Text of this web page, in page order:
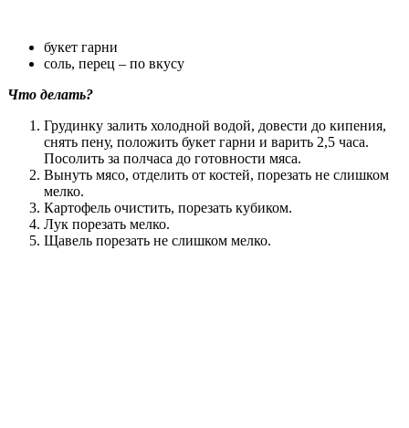
букет гарни
соль, перец – по вкусу
Что делать?
Грудинку залить холодной водой, довести до кипения,
снять пену, положить букет гарни и варить 2,5 часа.
Посолить за полчаса до готовности мяса.
Вынуть мясо, отделить от костей, порезать не слишком
мелко.
Картофель очистить, порезать кубиком.
Лук порезать мелко.
Щавель порезать не слишком мелко.